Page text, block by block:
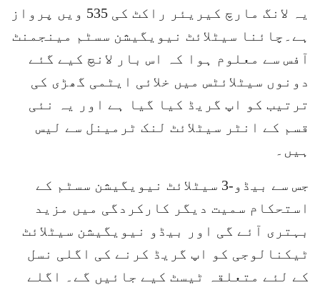
یہ لانگ مارچ کیریئر راکٹ کی 535 ویں پرواز
ہے۔چائنا سیٹلائٹ نیویگیشن سسٹم مینجمنٹ
آفس سے معلوم ہوا کہ اس بار لانچ کیے گئے
دونوں سیٹلائٹس میں خلائی ایٹمی گھڑی کی
ترتیب کو اپ گریڈ کیا گیا ہے اور یہ نئی
قسم کے انٹر سیٹلائٹ لنک ٹرمینل سے لیس
ہیں۔
جس سے بیڈو-3 سیٹلائٹ نیویگیشن سسٹم کے
استحکام سمیت دیگر کارکردگی میں مزید
بہتری آئے گی اور بیڈو نیویگیشن سیٹلائٹ
ٹیکنالوجی کو اپ گریڈ کرنے کی اگلی نسل
کے لئے متعلقہ ٹیسٹ کیے جائیں گے۔ اگلے